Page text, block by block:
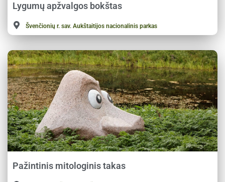
Lygumų apžvalgos bokštas
Švenčionių r. sav. Aukštaitijos nacionalinis parkas
Pažintinis mitologinis takas